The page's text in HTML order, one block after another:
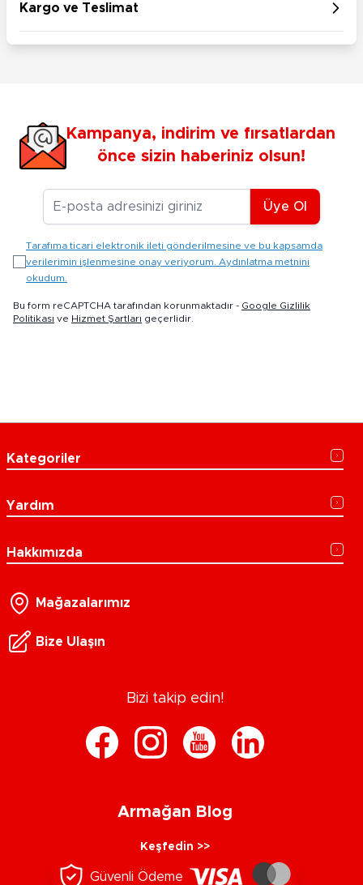
Kargo ve Teslimat
Kampanya, indirim ve fırsatlardan
önce sizin haberiniz olsun!
E-posta Adresiniz
Üye Ol
Tarafıma ticari elektronik ileti gönderilmesine ve bu kapsamda
verilerimin işlenmesine onay veriyorum. Aydınlatma metnini
okudum.
Bu form reCAPTCHA tarafından korunmaktadır - Google Gizlilik
Politikası ve Hizmet Şartları geçerlidir.
Kategoriler
Yardım
Hakkımızda
Mağazalarımız
Bize Ulaşın
Bizi takip edin!
Armağan Blog
Keşfedin >>
Güvenli Ödeme